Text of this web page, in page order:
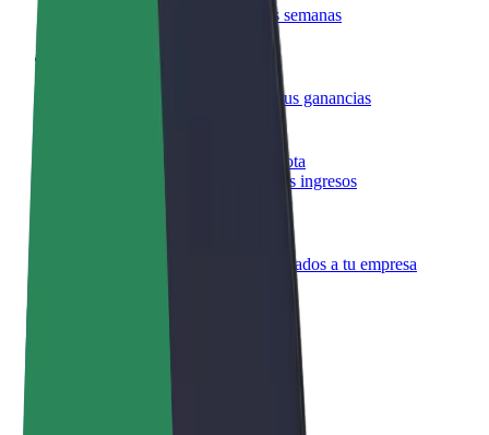
Reparte comida y cobra todas las semanas
Llega a más clientes y maximiza tus ganancias
Registrarse como propietario de flota
Añade tu flota a Bolt y potencia tus ingresos
Productos y servicios de Bolt adaptados a tu empresa